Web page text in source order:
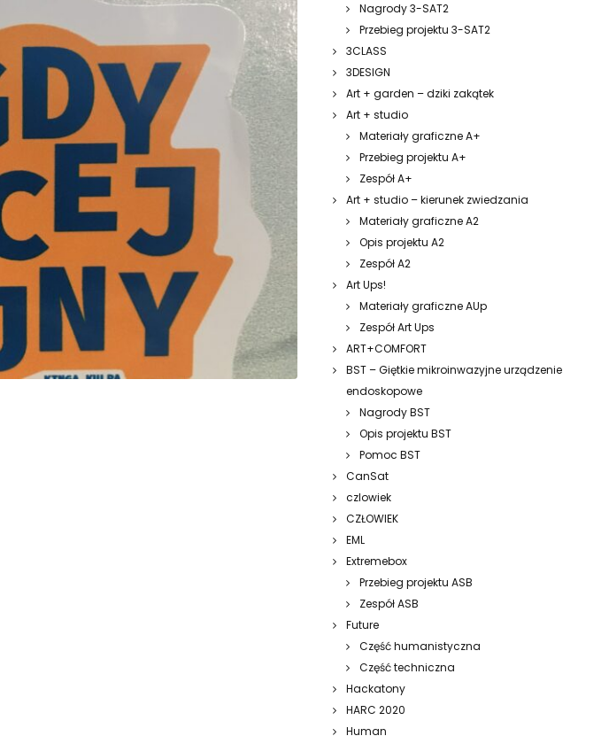
Nagrody 3-SAT2
Przebieg projektu 3-SAT2
3CLASS
3DESIGN
Art + garden – dziki zakątek
Art + studio
Materiały graficzne A+
Przebieg projektu A+
Zespół A+
Art + studio – kierunek zwiedzania
Materiały graficzne A2
Opis projektu A2
Zespół A2
Art Ups!
Materiały graficzne AUp
Zespół Art Ups
ART+COMFORT
BST – Giętkie mikroinwazyjne urządzenie
endoskopowe
Nagrody BST
Opis projektu BST
Pomoc BST
CanSat
czlowiek
CZŁOWIEK
EML
Extremebox
Przebieg projektu ASB
Zespół ASB
Future
Część humanistyczna
Część techniczna
Hackatony
HARC 2020
Human